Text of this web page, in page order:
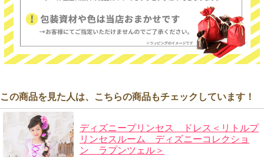
この商品を見た人は、こちらの商品もチェックしています！
ディズニープリンセス ドレス＜リトルプ
リンセスルーム ディズニーコレクショ
ン ラプンツェル＞